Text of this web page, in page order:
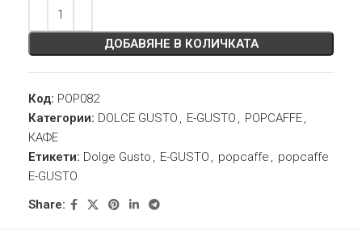
ДОБАВЯНЕ В КОЛИЧКАТА
Код: POP082
Категории: DOLCE GUSTO , E-GUSTO , POPCAFFE,
КАФЕ
Етикети: Dolge Gusto , E-GUSTO , popcaffe , popcaffe
E-GUSTO
Share: